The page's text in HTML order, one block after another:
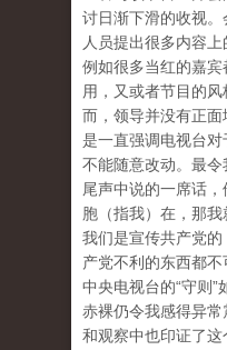
讨日渐下滑的收视
人员提出很多内容
例如很多当红的嘉
用，又或者节目的
而，领导并没有正
是一直强调电视台对
不能随意改动。最
尾声中说的一席话，
胞（指我）在，那我
我们是宣传共产党
产党不利的东西都
中央电视台的“守则
赤裸仍令我感得异
和观察中也印证了这